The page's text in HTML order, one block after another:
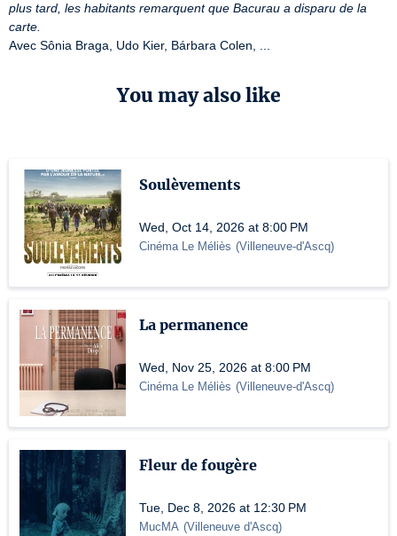
plus tard, les habitants remarquent que Bacurau a disparu de la
carte.
Avec Sônia Braga, Udo Kier, Bárbara Colen, ...
You may also like
Soulèvements
Wed, Oct 14, 2026 at 8:00 PM
Cinéma Le Méliès (Villeneuve-d'Ascq)
La permanence
Wed, Nov 25, 2026 at 8:00 PM
Cinéma Le Méliès (Villeneuve-d'Ascq)
Fleur de fougère
Tue, Dec 8, 2026 at 12:30 PM
MucMA (Villeneuve d'Ascq)